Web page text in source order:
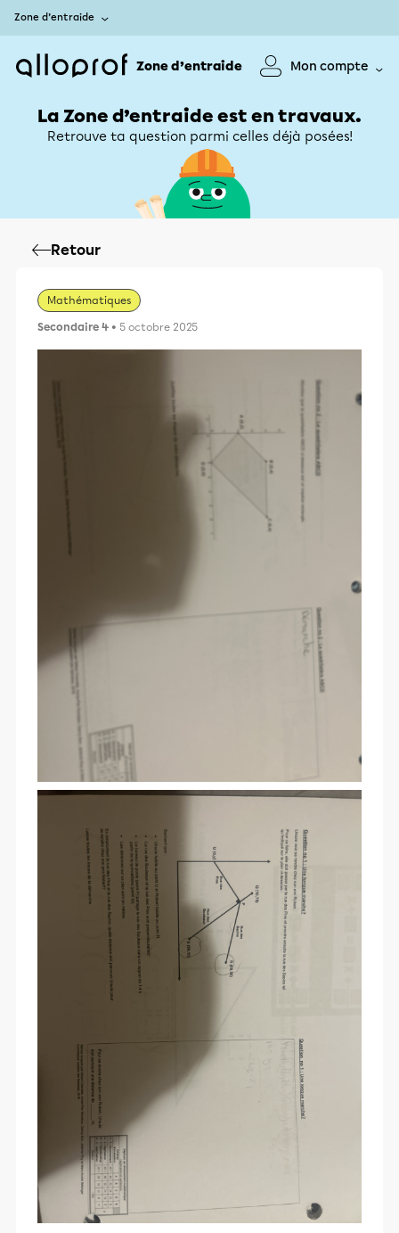
Zone d’entraide
Zone d’entraide Mon compte
La Zone d’entraide est en travaux.
Retrouve ta question parmi celles déjà posées!
Retour
Mathématiques
Secondaire 4 • 5 octobre 2025